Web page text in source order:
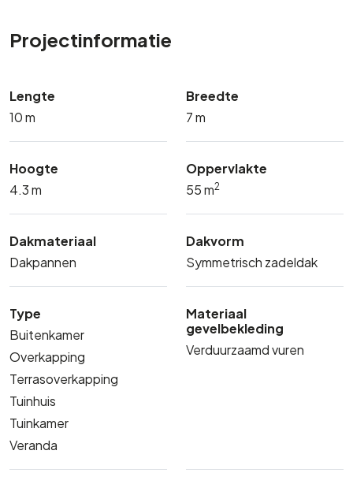
Projectinformatie
Lengte
10 m
Breedte
7 m
Hoogte
4.3 m
Oppervlakte
55 m2
Dakmateriaal
Dakpannen
Dakvorm
Symmetrisch zadeldak
Type
Buitenkamer
Overkapping
Terrasoverkapping
Tuinhuis
Tuinkamer
Veranda
Materiaal
gevelbekleding
Verduurzaamd vuren